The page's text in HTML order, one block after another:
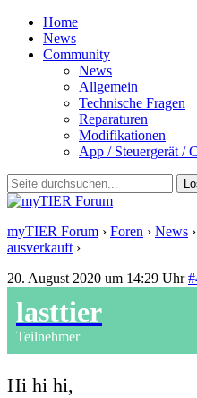
Home
News
Community
News
Allgemein
Technische Fragen
Reparaturen
Modifikationen
App / Steuergerät /
myTIER Forum › Foren › News ›
ausverkauft ›
20. August 2020 um 14:29 Uhr
lasttier
Teilnehmer
Hi hi hi,